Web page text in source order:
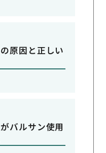
原因と正しい
バルサン使用